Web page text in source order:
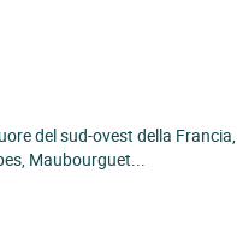
del sud-ovest della Francia,
Maubourguet...